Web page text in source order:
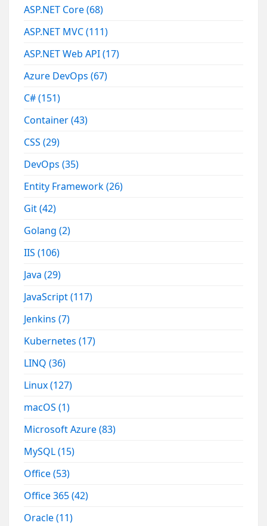
ASP.NET Core(68)
ASP.NET MVC(111)
ASP.NET Web API(17)
Azure DevOps(67)
C#(151)
Container(43)
CSS(29)
DevOps(35)
Entity Framework(26)
Git(42)
Golang(2)
IIS(106)
Java(29)
JavaScript(117)
Jenkins(7)
Kubernetes(17)
LINQ(36)
Linux(127)
macOS(1)
Microsoft Azure(83)
MySQL(15)
Office(53)
Office 365(42)
Oracle(11)